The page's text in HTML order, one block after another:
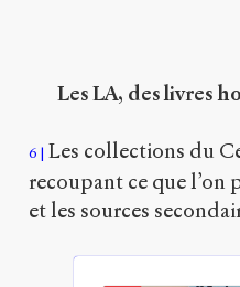
Les LA, des livres
6
Les collections du
recoupant ce que l’on
et les sources